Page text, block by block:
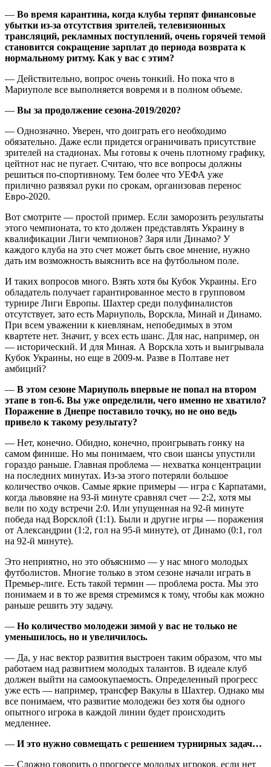
— Во время карантина, когда клубы терпят финансовые
убытки из-за отсутствия зрителей, телевизионных
трансляций, рекламных поступлений, очень горячей темой
становится сокращение зарплат до периода возврата к
нормальному ритму. Как у вас с этим?
— Действительно, вопрос очень тонкий. Но пока что в
Мариуполе все выполняется вовремя и в полном объеме.
— Вы за продолжение сезона-2019/2020?
— Однозначно. Уверен, что доиграть его необходимо
обязательно. Даже если придется ограничивать присутствие
зрителей на стадионах. Мы готовы к очень плотному графику,
цейтнот нас не пугает. Считаю, что все вопросы должны
решиться по-спортивному. Тем более что УЕФА уже
прилично развязал руки по срокам, организовав перенос
Евро-2020.
Вот смотрите — простой пример. Если заморозить результаты
этого чемпионата, то кто должен представлять Украину в
квалификации Лиги чемпионов? Заря или Динамо? У
каждого клуба на это счет может быть свое мнение, нужно
дать им возможность выяснить все на футбольном поле.
И таких вопросов много. Взять хотя бы Кубок Украины. Его
обладатель получает гарантированное место в групповом
турнире Лиги Европы. Шахтер среди полуфиналистов
отсутствует, зато есть Мариуполь, Ворскла, Минай и Динамо.
При всем уважении к киевлянам, непобедимых в этом
квартете нет. Значит, у всех есть шанс. Для нас, например, он
— исторический. И для Миная. А Ворскла хоть и выигрывала
Кубок Украины, но еще в 2009-м. Разве в Полтаве нет
амбиций?
— В этом сезоне Мариуполь впервые не попал на втором
этапе в топ-6. Вы уже определили, чего именно не хватило?
Поражение в Днепре поставило точку, но не оно ведь
привело к такому результату?
— Нет, конечно. Обидно, конечно, проигрывать гонку на
самом финише. Но мы понимаем, что свои шансы упустили
гораздо раньше. Главная проблема — нехватка концентрации
на последних минутах. Из-за этого потеряли большое
количество очков. Самые яркие примеры — игра с Карпатами,
когда львовяне на 93-й минуте сравнял счет — 2:2, хотя мы
вели по ходу встречи 2:0. Или упущенная на 92-й минуте
победа над Ворсклой (1:1). Были и другие игры — поражения
от Александрии (1:2, гол на 95-й минуте), от Динамо (0:1, гол
на 92-й минуте).
Это неприятно, но это объяснимо — у нас много молодых
футболистов. Многие только в этом сезоне начали играть в
Премьер-лиге. Есть такой термин — проблема роста. Мы это
понимаем и в то же время стремимся к тому, чтобы как можно
раньше решить эту задачу.
— Но количество молодежи зимой у вас не только не
уменьшилось, но и увеличилось.
— Да, у нас вектор развития выстроен таким образом, что мы
работаем над развитием молодых талантов. В идеале клуб
должен выйти на самоокупаемость. Определенный прогресс
уже есть — например, трансфер Вакулы в Шахтер. Однако мы
все понимаем, что развитие молодежи без хотя бы одного
опытного игрока в каждой линии будет происходить
медленнее.
— И это нужно совмещать с решением турнирных задач…
— Сложно говорить о прогрессе молодых игроков, если нет